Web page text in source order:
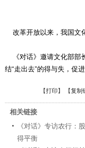
改革开放以来，我国文
《对话》邀请文化部部
结“走出去”的得与失，促
【打印 】 【复制
相关链接
《对话》专访农行：
得平衡